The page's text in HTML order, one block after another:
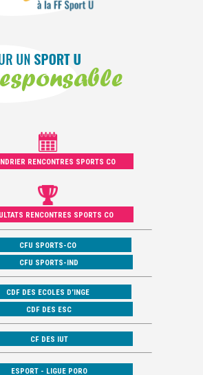
RENCONTRES SPORTS CO
RENCONTRES SPORTS CO
CFU SPORTS-CO
CFU SPORTS-IND
CDF DES ECOLES D’INGE
CDF DES ESC
CF DES IUT
ESPORT - LIGUE PORO